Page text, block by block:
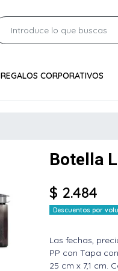
REGALOS CORPORATIVOS
Botella
$ 2.484
Descuentos por
Las fechas,
PP con Tapa
25 cm x 7,1 cm.